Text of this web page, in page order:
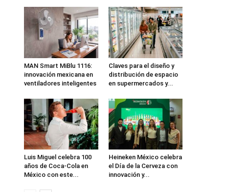
MAN Smart MiBlu 1116:
innovación mexicana en
ventiladores inteligentes
Claves para el diseño y
distribución de espacio
en supermercados y...
Luis Miguel celebra 100
años de Coca-Cola en
México con este...
Heineken México celebra
el Día de la Cerveza con
innovación y...